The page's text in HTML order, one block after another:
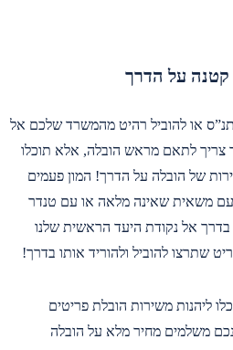
על הדרך
או להוביל רהיט מהמשרד שלכם אל
צריך לתאם מראש הובלה, אלא תוכלו
של הובלה על הדרך! המון פעמים
עם משאית שאינה מלאה או עם טנדר
בדרך אל נקודת היעד הראשית שלנו
שתרצו להוביל ולהוריד אותו בדרך!
ליהנות משירות הובלת פריטים
משלמים מחיר מלא על הובלה